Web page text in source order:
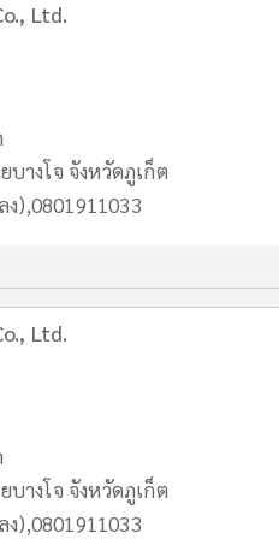
Ltd.
างโจ จังหวัดภูเก็ต
),0801911033
Ltd.
างโจ จังหวัดภูเก็ต
),0801911033